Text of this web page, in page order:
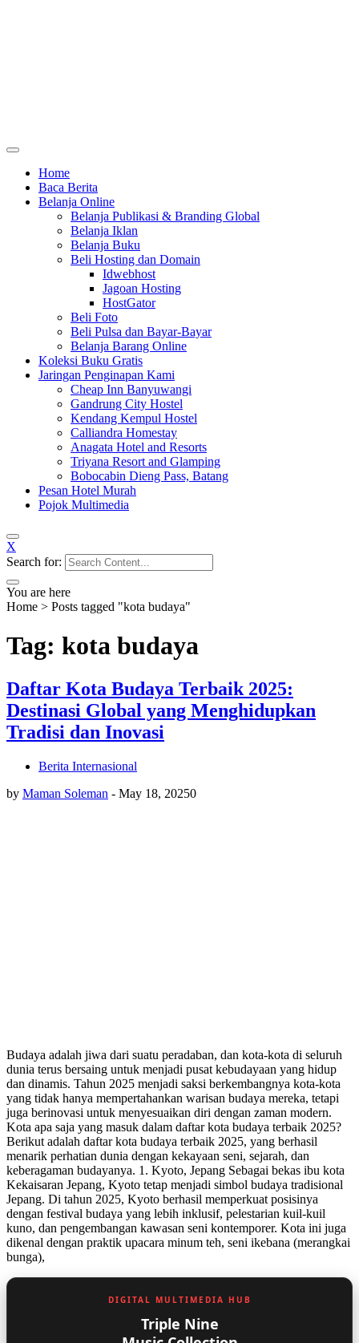
Home
Baca Berita
Belanja Online
Belanja Publikasi & Branding Global
Belanja Iklan
Belanja Buku
Beli Hosting dan Domain
Idwebhost
Jagoan Hosting
HostGator
Beli Foto
Beli Pulsa dan Bayar-Bayar
Belanja Barang Online
Koleksi Buku Gratis
Jaringan Penginapan Kami
Cheap Inn Banyuwangi
Gandrung City Hostel
Kendang Kempul Hostel
Calliandra Homestay
Anagata Hotel and Resorts
Triyana Resort and Glamping
Bobocabin Dieng Pass, Batang
Pesan Hotel Murah
Pojok Multimedia
X
Search for:
You are here
Home > Posts tagged "kota budaya"
Tag: kota budaya
Daftar Kota Budaya Terbaik 2025:
Destinasi Global yang Menghidupkan
Tradisi dan Inovasi
Berita Internasional
by Maman Soleman - May 18, 20250
Budaya adalah jiwa dari suatu peradaban, dan kota-kota di seluruh
dunia terus bersaing untuk menjadi pusat kebudayaan yang hidup
dan dinamis. Tahun 2025 menjadi saksi berkembangnya kota-kota
yang tidak hanya mempertahankan warisan budaya mereka, tetapi
juga berinovasi untuk menyesuaikan diri dengan zaman modern.
Kota apa saja yang masuk dalam daftar kota budaya terbaik 2025?
Berikut adalah daftar kota budaya terbaik 2025, yang berhasil
menarik perhatian dunia dengan kekayaan seni, sejarah, dan
keberagaman budayanya. 1. Kyoto, Jepang Sebagai bekas ibu kota
Kekaisaran Jepang, Kyoto tetap menjadi simbol budaya tradisional
Jepang. Di tahun 2025, Kyoto berhasil memperkuat posisinya
dengan festival budaya yang lebih inklusif, pelestarian kuil-kuil
kuno, dan pengembangan kawasan seni kontemporer. Kota ini juga
dikenal dengan praktik upacara minum teh, seni ikebana (merangkai
bunga),
DIGITAL MULTIMEDIA HUB
Triple Nine